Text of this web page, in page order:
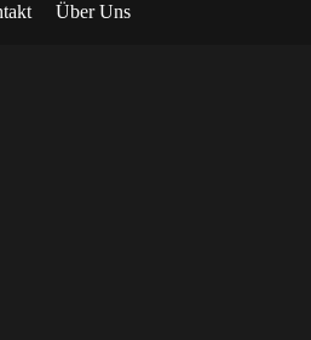
Über Uns